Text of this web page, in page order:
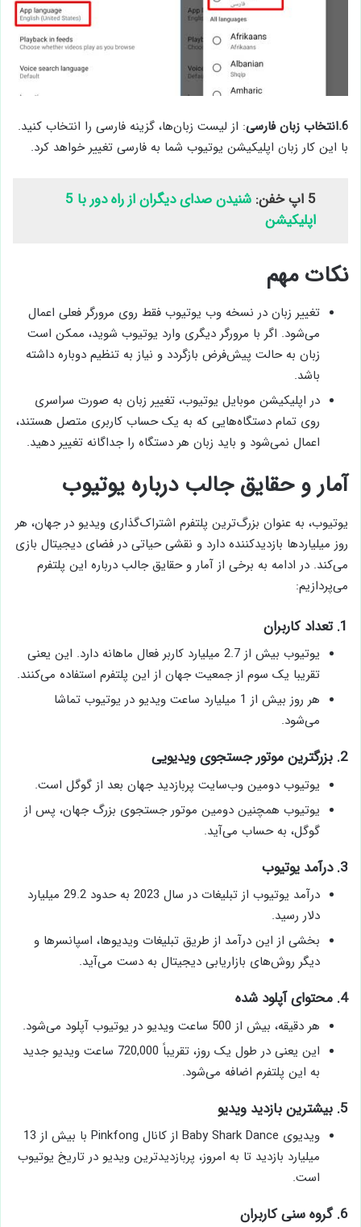
6.انتخاب زبان فارسی
: از لیست زبان‌ها، گزینه فارسی را انتخاب کنید.
با این کار زبان اپلیکیشن یوتیوب شما به فارسی تغییر خواهد کرد.
5 اپ خفن:
شنیدن صدای دیگران از راه دور با 5
اپلیکیشن
نکات مهم
تغییر زبان در نسخه وب یوتیوب فقط روی مرورگر فعلی اعمال
می‌شود. اگر با مرورگر دیگری وارد یوتیوب شوید، ممکن است
زبان به حالت پیش‌فرض بازگردد و نیاز به تنظیم دوباره داشته
باشد.
در اپلیکیشن موبایل یوتیوب، تغییر زبان به صورت سراسری
روی تمام دستگاه‌هایی که به یک حساب کاربری متصل هستند،
اعمال نمی‌شود و باید زبان هر دستگاه را جداگانه تغییر دهید.
آمار و حقایق جالب درباره یوتیوب
یوتیوب، به عنوان بزرگ‌ترین پلتفرم اشتراک‌گذاری ویدیو در جهان، هر
روز میلیاردها بازدیدکننده دارد و نقشی حیاتی در فضای دیجیتال بازی
می‌کند. در ادامه به برخی از آمار و حقایق جالب درباره این پلتفرم
می‌پردازیم:
1. تعداد کاربران
یوتیوب بیش از 2.7 میلیارد کاربر فعال ماهانه دارد. این یعنی
تقریبا یک سوم از جمعیت جهان از این پلتفرم استفاده می‌کنند.
هر روز بیش از 1 میلیارد ساعت ویدیو در یوتیوب تماشا
می‌شود.
2. بزرگترین موتور جستجوی ویدیویی
یوتیوب دومین وب‌سایت پربازدید جهان بعد از گوگل است.
یوتیوب همچنین دومین موتور جستجوی بزرگ جهان، پس از
گوگل، به حساب می‌آید.
3. درآمد یوتیوب
درآمد یوتیوب از تبلیغات در سال 2023 به حدود 29.2 میلیارد
دلار رسید.
بخشی از این درآمد از طریق تبلیغات ویدیوها، اسپانسرها و
دیگر روش‌های بازاریابی دیجیتال به دست می‌آید.
4. محتوای آپلود شده
هر دقیقه، بیش از 500 ساعت ویدیو در یوتیوب آپلود می‌شود.
این یعنی در طول یک روز، تقریباً 720,000 ساعت ویدیو جدید
به این پلتفرم اضافه می‌شود.
5. بیشترین بازدید ویدیو
ویدیوی Baby Shark Dance از کانال Pinkfong با بیش از 13
میلیارد بازدید تا به امروز، پربازدیدترین ویدیو در تاریخ یوتیوب
است.
6. گروه سنی کاربران